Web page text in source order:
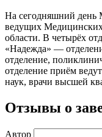
На сегодняшний день
ведущих
области. В четырёх
«Надежда» —
отделение,
отделение приём
наук, врачи высшей
Отзывы о
Автор